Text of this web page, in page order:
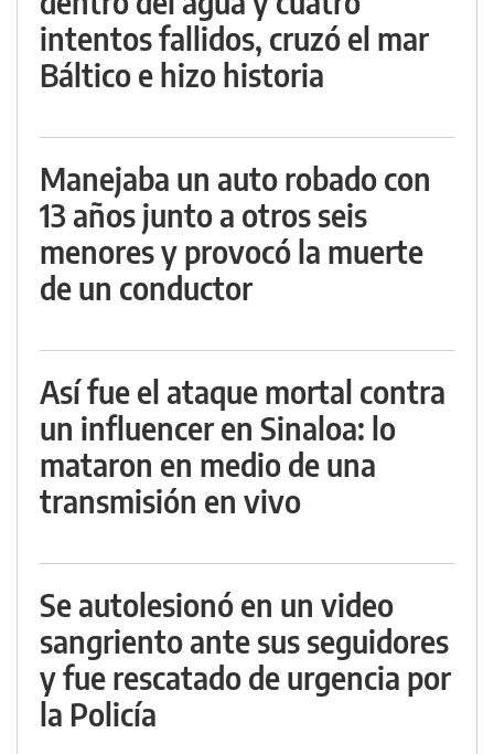
intentos fallidos, cruzó el mar
Báltico e hizo historia
Manejaba un auto robado con
13 años junto a otros seis
menores y provocó la muerte
de un conductor
Así fue el ataque mortal contra
un influencer en Sinaloa: lo
mataron en medio de una
transmisión en vivo
Se autolesionó en un video
sangriento ante sus seguidores
y fue rescatado de urgencia por
la Policía